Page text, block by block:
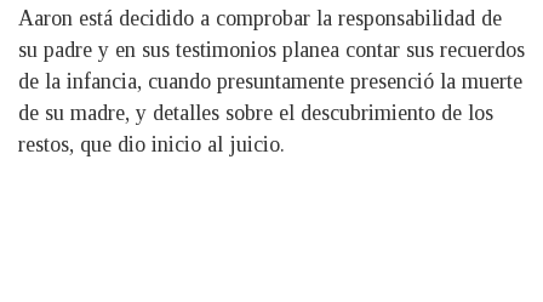
Aaron está decidido a comprobar la responsabilidad de
su padre y en sus testimonios planea contar sus recuerdos
de la infancia, cuando presuntamente presenció la muerte
de su madre, y detalles sobre el descubrimiento de los
restos, que dio inicio al juicio.